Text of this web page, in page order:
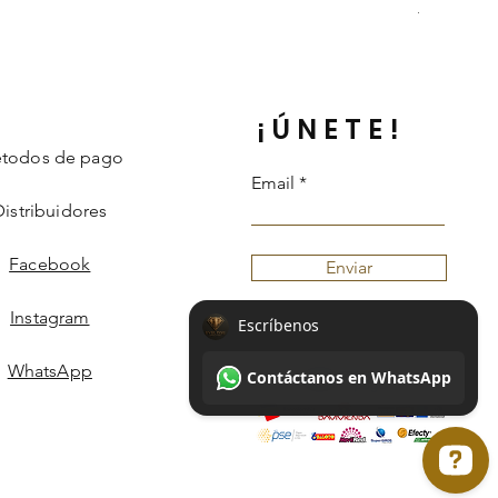
de pago
Facebook
Instagram
WhatsApp
¡ÚNETE!
Email
Enviar